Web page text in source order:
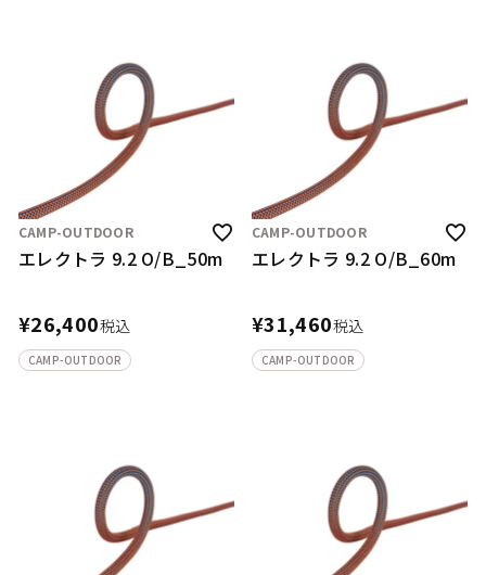
CAMP-OUTDOOR
エレクトラ 9.2 O/B_50m
¥26,400税込
CAMP-OUTDOOR
CAMP-OUTDOOR
エレクトラ 9.2 O/B_60m
¥31,460税込
CAMP-OUTDOOR